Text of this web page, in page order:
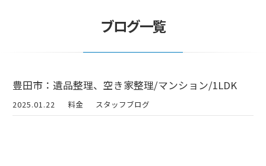
ブログ一覧
豊田市：遺品整理、空き家整理/マンション/1LDK
2025.01.22 料金 スタッフブログ